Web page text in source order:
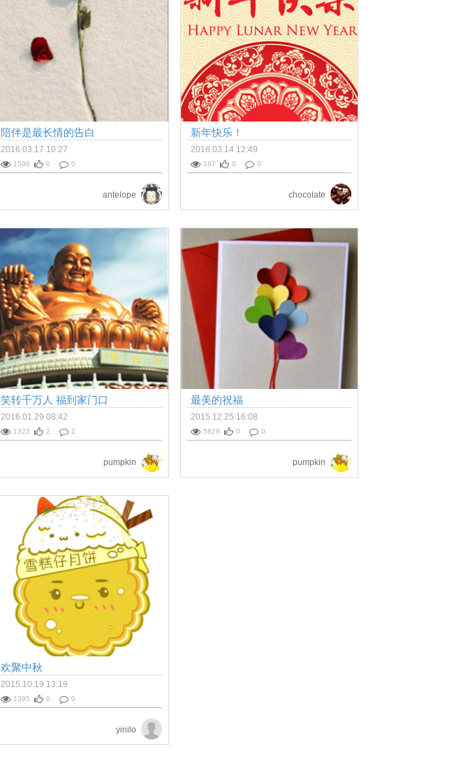
陪伴是最长情的告白
2016.03.17 10:27
1596 0 0
antelope
新年快乐！
2016.03.14 12:49
187 0 0
chocolate
笑转千万人 福到家门口
2016.01.29 08:42
1323 2 2
pumpkin
最美的祝福
2015.12.25 16:08
5828 0 0
pumpkin
欢聚中秋
2015.10.19 13:19
1395 0 0
yinilo